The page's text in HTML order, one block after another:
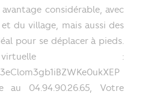
considérable, avec
du village, mais aussi des
pour se déplacer à pieds.
:
au 04.94.90.26.65, Votre